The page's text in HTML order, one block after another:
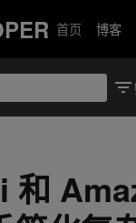
首页 博客
和